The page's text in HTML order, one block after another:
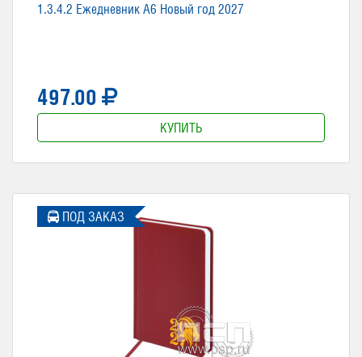
1.3.4.2 Ежедневник А6 Новый год 2027
497.00
КУПИТЬ
ПОД ЗАКАЗ